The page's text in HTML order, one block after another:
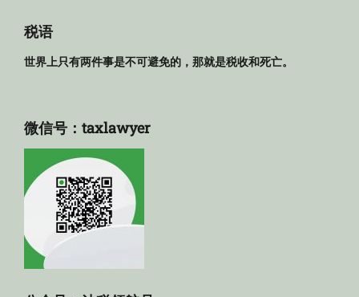
库
税语
世界上只有两件事是不可避免的，那就是税收和死亡。
微信号：taxlawyer